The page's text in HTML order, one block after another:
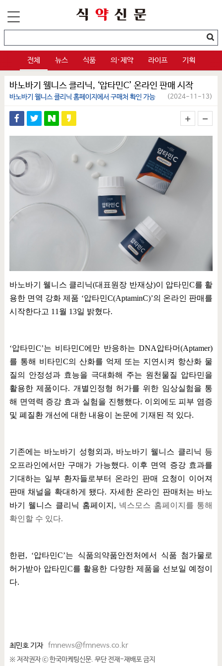
전체 뉴스 식품 의·제약 라이프 기획
바노바기 웰니스 클리닉, ‘압타민C’ 온라인 판매 시작
바노바기 웰니스 클리닉 홈페이지에서 구매처 확인 가능 (2024-11-13)
바노바기 웰니스 클리닉(대표원장 반재상)이 압타민C를 활
용한 면역 강화 제품 ‘압타민C(AptaminC)’의 온라인 판매를
시작한다고 11 월 13일 밝혔다.
‘압타민C’는 비타민C에만 반응하는DNA압타머(Aptamer)
를 통해 비타민C의 산화를 억제 또는 지연시켜 항산화 물
질의 안정성과 효능을 극대화해 주는 원천물질 압타민을
활용한 제품이다. 개별인정형 허가를 위한 임상실험을 통
해 면역력 증강 효과 실험을 진행했다. 이외에도 피부 염증
및 폐질환 개선에 대한 내용이 논문에 기재된 적 있다.
기존에는 바노바기 성형외과, 바노바기 웰니스 클리닉 등
오프라인에서만 구매가 가능했다. 이후 면역 증강 효과를
기대하는 일부 환자들로부터 온라인 판매 요청이 이어져
판매 채널을 확대하게 됐다. 자세한 온라인 판매처는 바노
바기 웰니스 클리닉 홈페이지, 넥스모스 홈페이지 를 통해
확인할 수 있다.
한편 , ‘압타민C’는 식품의약품안전처에서 식품 첨가물로
허가받아 압타민C를 활용한 다양한 제품을 선보일 예정이
다.
최민호 기자 fmnews@fmnews.co.kr
※ 저작권자 ⓒ 한국마케팅신문. 무단 전재-재배포 금지